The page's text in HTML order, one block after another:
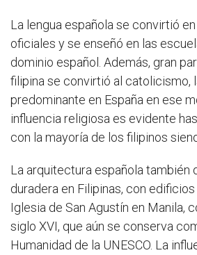
La lengua española se convirtió
oficiales y se enseñó en las
dominio español. Además, gran
filipina se convirtió al catolicismo,
predominante en España en ese
influencia religiosa es evidente
con la mayoría de los filipinos
La arquitectura española también
duradera en Filipinas, con
Iglesia de San Agustín en Manila,
siglo XVI, que aún se conserva
Humanidad de la UNESCO. La